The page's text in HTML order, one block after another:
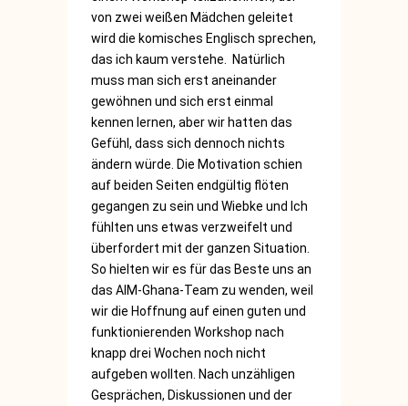
von zwei weißen Mädchen geleitet
wird die komisches Englisch sprechen,
das ich kaum verstehe. Natürlich
muss man sich erst aneinander
gewöhnen und sich erst einmal
kennen lernen, aber wir hatten das
Gefühl, dass sich dennoch nichts
ändern würde. Die Motivation schien
auf beiden Seiten endgültig flöten
gegangen zu sein und Wiebke und Ich
fühlten uns etwas verzweifelt und
überfordert mit der ganzen Situation.
So hielten wir es für das Beste uns an
das AIM-Ghana-Team zu wenden, weil
wir die Hoffnung auf einen guten und
funktionierenden Workshop nach
knapp drei Wochen noch nicht
aufgeben wollten. Nach unzähligen
Gesprächen, Diskussionen und der